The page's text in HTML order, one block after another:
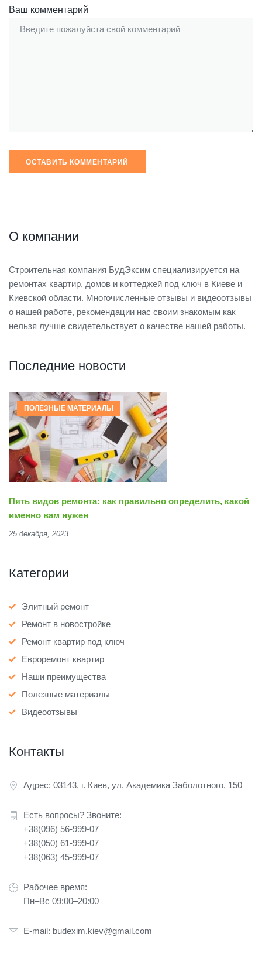
Ваш комментарий
О компании
Строительная компания БудЭксим специализируется на
ремонтах квартир, домов и коттеджей под ключ в Киеве и
Киевской области. Многочисленные отзывы и видеоотзывы
о нашей работе, рекомендации нас своим знакомым как
нельзя лучше свидетельствует о качестве нашей работы.
Последние новости
ПОЛЕЗНЫЕ МАТЕРИАЛЫ
Пять видов ремонта: как правильно определить, какой
именно вам нужен
25 декабря, 2023
Категории
Элитный ремонт
Ремонт в новостройке
Ремонт квартир под ключ
Евроремонт квартир
Наши преимущества
Полезные материалы
Видеоотзывы
Контакты
Адрес: 03143, г. Киев, ул. Академика Заболотного, 150
Есть вопросы? Звоните:
+38(096) 56-999-07
+38(050) 61-999-07
+38(063) 45-999-07
Рабочее время:
Пн–Вс 09:00–20:00
E-mail: budexim.kiev@gmail.com